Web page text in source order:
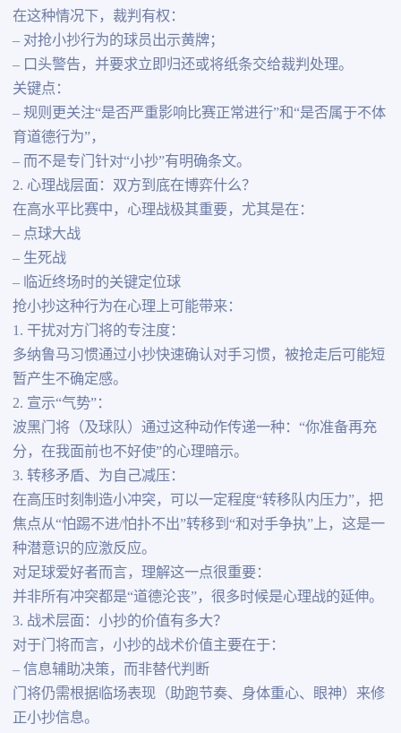
在这种情况下，裁判有权：
– 对抢小抄行为的球员出示黄牌；
– 口头警告，并要求立即归还或将纸条交给裁判处理。
关键点：
– 规则更关注“是否严重影响比赛正常进行”和“是否属于不体
育道德行为”，
– 而不是专门针对“小抄”有明确条文。
2. 心理战层面：双方到底在博弈什么？
在高水平比赛中，心理战极其重要，尤其是在：
– 点球大战
– 生死战
– 临近终场时的关键定位球
抢小抄这种行为在心理上可能带来：
1. 干扰对方门将的专注度：
多纳鲁马习惯通过小抄快速确认对手习惯，被抢走后可能短
暂产生不确定感。
2. 宣示“气势”：
波黑门将（及球队）通过这种动作传递一种：“你准备再充
分，在我面前也不好使”的心理暗示。
3. 转移矛盾、为自己减压：
在高压时刻制造小冲突，可以一定程度“转移队内压力”，把
焦点从“怕踢不进/怕扑不出”转移到“和对手争执”上，这是一
种潜意识的应激反应。
对足球爱好者而言，理解这一点很重要：
并非所有冲突都是“道德沦丧”，很多时候是心理战的延伸。
3. 战术层面：小抄的价值有多大？
对于门将而言，小抄的战术价值主要在于：
– 信息辅助决策，而非替代判断
门将仍需根据临场表现（助跑节奏、身体重心、眼神）来修
正小抄信息。